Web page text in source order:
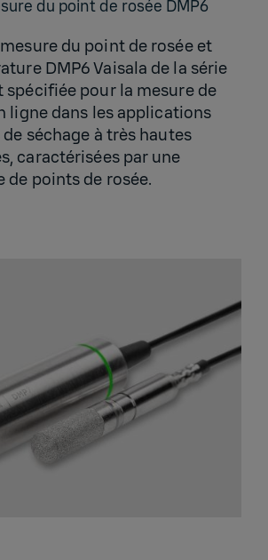
du point de rosée DMP6
du point de rosée et
DMP6 Vaisala de la série
spécifiée pour la mesure de
ligne dans les applications
séchage à très hautes
caractérisées par une
de points de rosée.